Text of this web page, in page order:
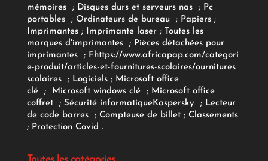
mémoires
; Disques durs et serveurs nas ; Pc
portables
; Ordinateurs de bureau ; Papiers;
Imprimantes;Imprimante laser; Toutes les
marques d'imprimantes
; Pièces détachées pour
imprimantes
; F https://www.africapap.com/categori
e-produit/articles-et-fournitures-scolaires/ournitures
scolaires; Logiciels ; Microsoft office
clé
; Microsoft windows clé; Microsoft office
coffret ; Sécurité informatiqueKaspersky ; Lecteur
de code barres
; Compteuse de billet; Classements
; Protection Covid .